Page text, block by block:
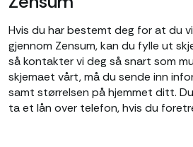
Hvis du har bestemt deg for at du
gjennom Zensum, kan du fylle ut
så kontakter vi deg så snart som
skjemaet vårt, må du sende inn
samt størrelsen på hjemmet ditt.
ta et lån over telefon, hvis du